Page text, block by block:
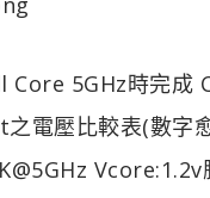
Core 5GHz時完成
之電壓比較表(數字
Vcore:1.2v